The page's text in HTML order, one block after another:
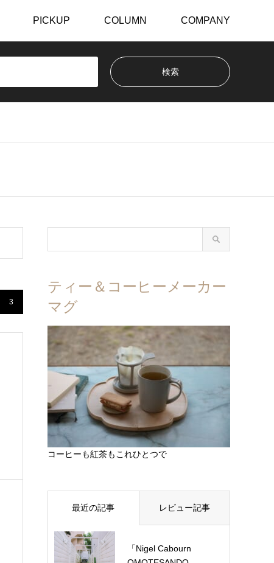
PICKUP COLUMN COMPANY
3
ティー＆コーヒーメーカー
マグ
コーヒーも紅茶もこれひとつで
最近の記事 レビュー記事
「Nigel Cabourn